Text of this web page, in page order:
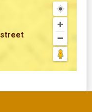
street